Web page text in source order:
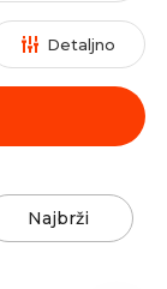
Detaljno
Najbrži